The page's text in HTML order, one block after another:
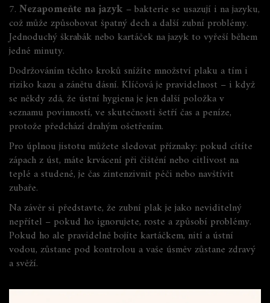
7. Nezapomeňte na jazyk – bakterie se usazují i na jazyku,
což může způsobovat špatný dech a další zubní problémy.
Jednoduchý škrabák nebo kartáček na jazyk to vyřeší během
jedné minuty.
Dodržováním těchto kroků snížíte množství plaku a tím i
riziko kazu a zánětu dásní. Klíčová je pravidelnost – i když
se někdy zdá, že ústní hygiena je jen další položka v
seznamu povinností, ve skutečnosti šetří čas a peníze,
protože předchází drahým ošetřením.
Pro úplnou jistotu můžete sledovat příznaky: pokud cítíte
zápach z úst, máte krvácení při čištění nebo citlivost na
teplé a studené, je čas zintenzivnit péči nebo navštívit
zubaře.
Na závěr si představte, že zubní plak je jako neviditelný
nepřítel – pokud ho ignorujete, roste a způsobí problémy.
Pokud ho ale pravidelně bojíte kartáčkem, nití a ústní
vodou, zůstane pod kontrolou a vaše úsměv zůstane zdravý
a svěží.